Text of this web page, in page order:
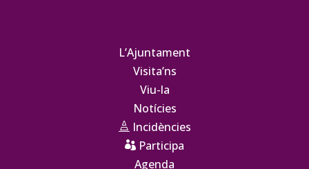
L’Ajuntament
Visita’ns
Viu-la
Notícies
 Incidències
 Participa
Agenda